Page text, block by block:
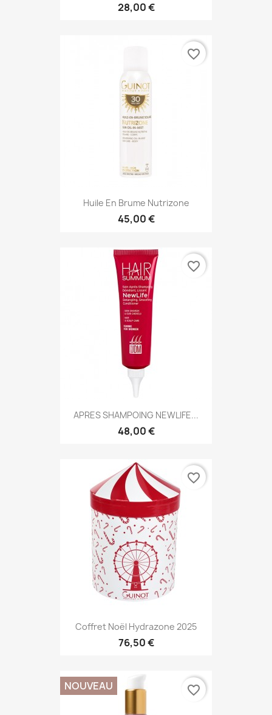
28,00 €
Huile En Brume Nutrizone
45,00 €
favorite_border
APRES SHAMPOING NEWLIFE...
48,00 €
favorite_border
Coffret Noël Hydrazone 2025
76,50 €
favorite_border
NOUVEAU favorite_border